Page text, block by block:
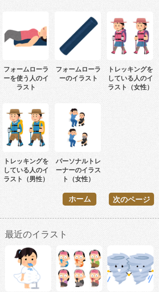
フォームローラ
ーを使う人のイ
ラスト
フォームローラ
ーのイラスト
トレッキングを
している人のイ
ラスト（女性）
トレッキングを
している人のイ
ラスト（男性）
パーソナルトレ
ーナーのイラス
ト（女性）
次のページ
ホーム
最近のイラスト